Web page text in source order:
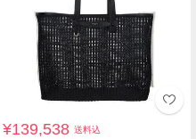
¥139,538送料込